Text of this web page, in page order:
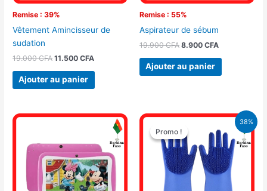
Remise : 39%
Vêtement Amincisseur de
sudation
19.000CFA 11.500CFA
Ajouter au panier
Remise : 55%
Aspirateur de sébum
19.900CFA 8.900 CFA
Ajouter au panier
38%
Promo !
Promo !
Le
prix
initial
était :
12.000 CFA.
Le
actuel
est :
7.500 CFA.